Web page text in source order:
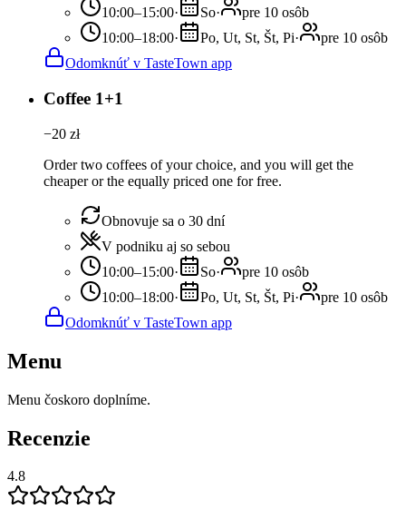
10:00–15:00· So·
pre 10 osôb
10:00–18:00· Po, Ut, St, Št, Pi·
pre 10 osôb
Odomknúť v TasteTown app
Coffee 1+1
−20 zł
Order two coffees of your choice, and you will get the
cheaper or the equally priced one for free.
Obnovuje sa o 30 dní
V podniku aj so sebou
10:00–15:00· So·
pre 10 osôb
10:00–18:00· Po, Ut, St, Št, Pi·
pre 10 osôb
Odomknúť v TasteTown app
Menu
Menu čoskoro doplníme.
Recenzie
4.8